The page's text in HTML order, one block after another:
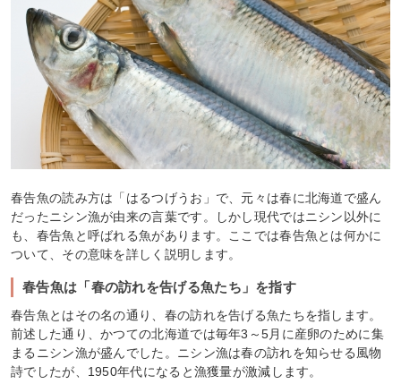
春告魚の読み方は「はるつげうお」で、元々は春に北海道で盛ん
だったニシン漁が由来の言葉です。しかし現代ではニシン以外に
も、春告魚と呼ばれる魚があります。ここでは春告魚とは何かに
ついて、その意味を詳しく説明します。
春告魚は「春の訪れを告げる魚たち」を指す
春告魚とはその名の通り、春の訪れを告げる魚たちを指します。
前述した通り、かつての北海道では毎年3～5月に産卵のために集
まるニシン漁が盛んでした。ニシン漁は春の訪れを知らせる風物
詩でしたが、1950年代になると漁獲量が激減します。